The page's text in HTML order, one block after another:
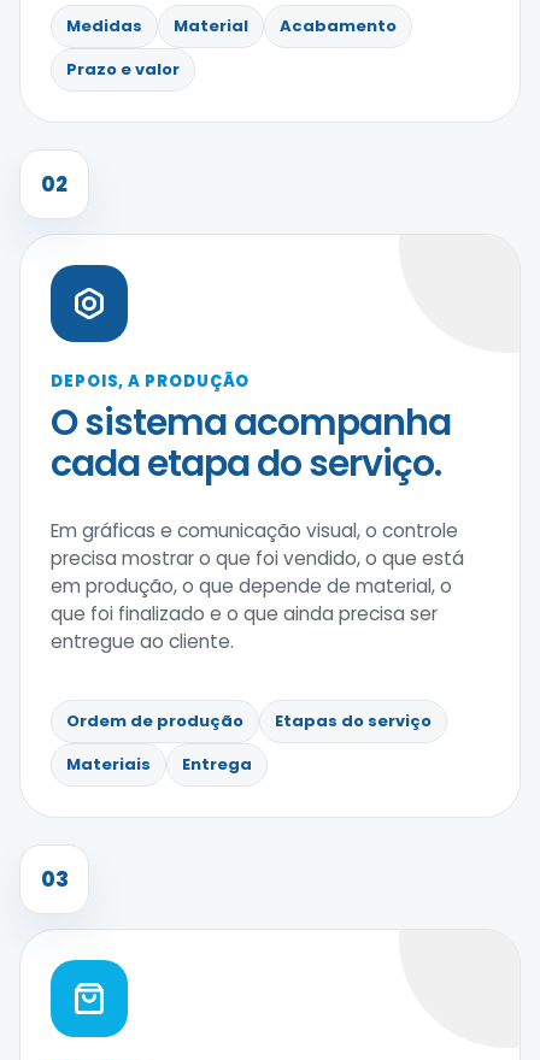
Medidas Material
Acabamento
Prazo e valor
02
DEPOIS, A PRODUÇÃO
O sistema acompanha
cada etapa do serviço.
Em gráficas e comunicação visual, o controle
precisa mostrar o que foi vendido, o que está
em produção, o que depende de material, o
que foi finalizado e o que ainda precisa ser
entregue ao cliente.
Ordem de produção
Etapas do serviço
Materiais
Entrega
03